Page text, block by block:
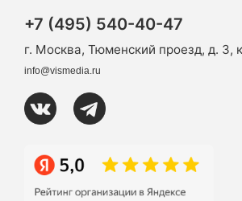
+7 (495) 540-40-47
г. Москва, Тюменский проезд, д. 3,
info@vismedia.ru